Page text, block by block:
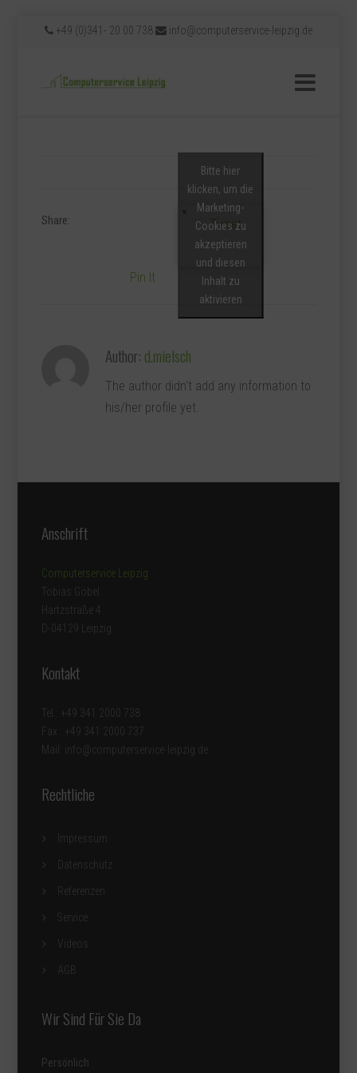
+49 (0)341- 20 00 738 info@computerservice-leipzig.de
Share: Tweet
Bitte hier
klicken, um die
Marketing-
Cookies zu
akzeptieren
und diesen
Inhalt zu
aktivieren
Pin It
Author: d.mielsch
The author didn't add any information to
his/her profile yet.
Anschrift
Computerservice Leipzig
Tobias Göbel
Hartzstraße 4
D-04129 Leipzig
Kontakt
Tel.: +49 341 2000 738
Fax : +49 341 2000 737
Mail: info@computerservice-leipzig.de
Rechtliche
Impressum
Datenschutz
Referenzen
Service
Videos
AGB
Wir Sind Für Sie Da
Persönlich